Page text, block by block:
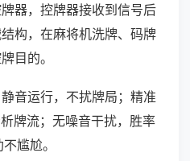
器，控牌器接收到信号后
构，在麻将机洗牌、码牌
目的。
音运行，不扰牌局；精准
牌流；无噪音干扰，胜率
尴尬。